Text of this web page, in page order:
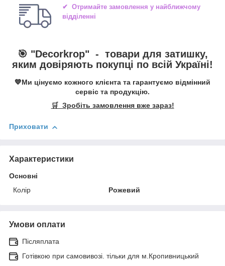
✔ Отримайте замовлення у найближчому
відділенні
🎯 "Decorkrop" - товари для затишку,
яким довіряють покупці по всій Україні!
💙Ми цінуємо кожного клієнта та гарантуємо відмінний
сервіс та продукцію.
🛒 Зробіть замовлення вже зараз!
Приховати
Характеристики
Основні
Колір
Рожевий
Умови оплати
Післяплата
Готівкою при самовивозі. тільки для м.Кропивницький